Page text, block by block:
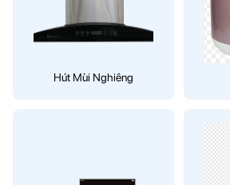
Hút Mùi Nghiêng